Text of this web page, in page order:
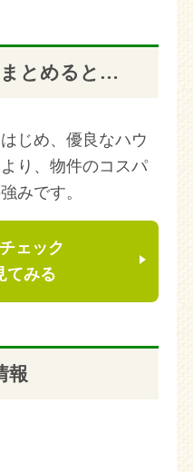
とめると…
じめ、優良なハウ
り、物件のコスパ
みです。
ェック
てみる
報